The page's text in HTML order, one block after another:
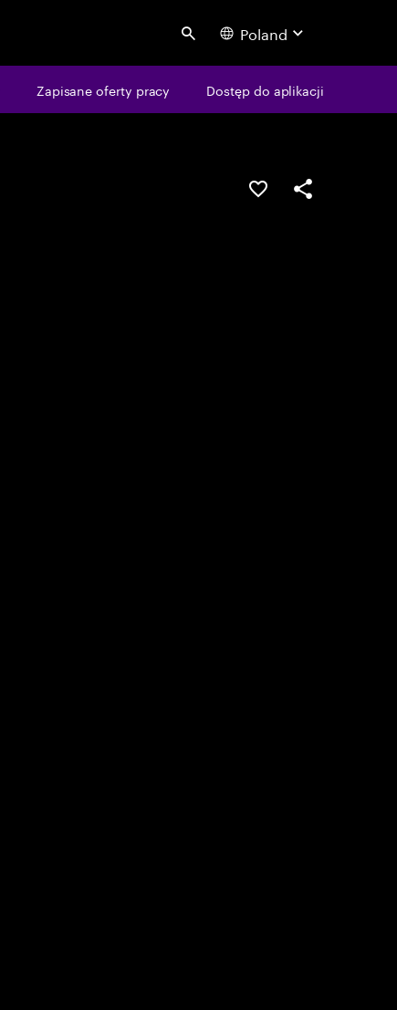
Search Poland
Zapisane oferty pracy Dostęp do aplikacji
GuardarPartilhar